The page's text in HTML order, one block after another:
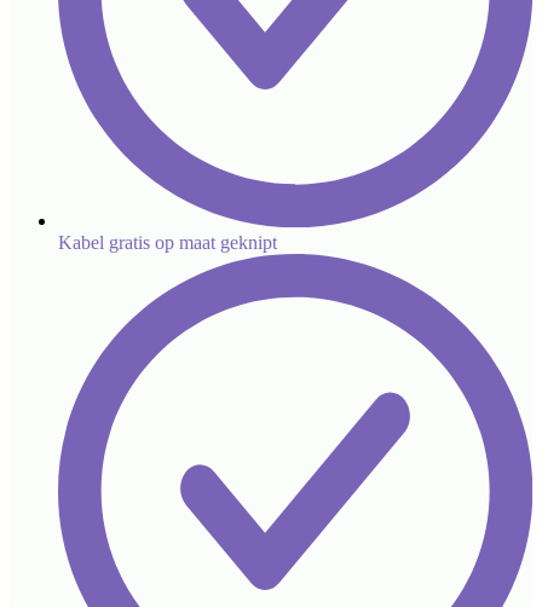
Kabel gratis op maat geknipt